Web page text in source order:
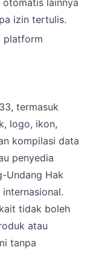
otomatis lainnya
izin tertulis.
platform
termasuk
logo, ikon,
kompilasi data
penyedia
Undang Hak
tidak boleh
atau
tanpa